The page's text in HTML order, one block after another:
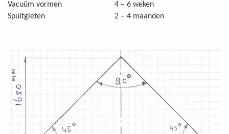
Vacuüm vormen
4 – 6 weken
Spuitgieten
2 – 4 maanden